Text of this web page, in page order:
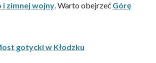
zimnej wojny. Warto obejrzeć Górę
gotycki w Kłodzku